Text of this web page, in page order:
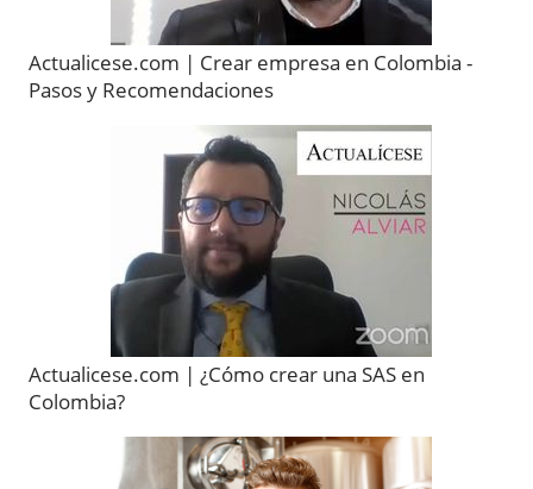
Actualicese.com | Crear empresa en Colombia -
Pasos y Recomendaciones
Actualicese.com | ¿Cómo crear una SAS en
Colombia?